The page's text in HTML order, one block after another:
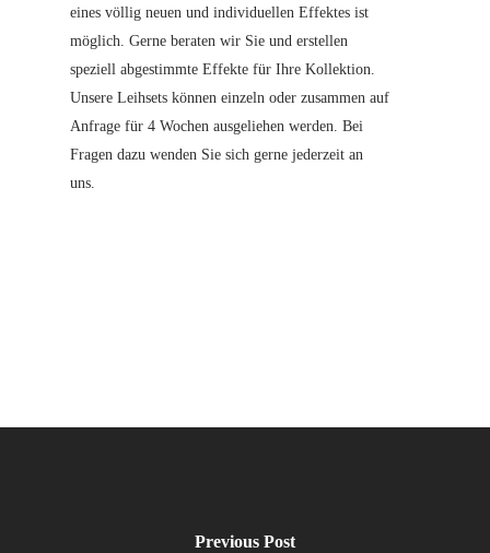
eines völlig neuen und individuellen Effektes ist
möglich. Gerne beraten wir Sie und erstellen
speziell abgestimmte Effekte für Ihre Kollektion.
Unsere Leihsets können einzeln oder zusammen auf
Anfrage für 4 Wochen ausgeliehen werden. Bei
Fragen dazu wenden Sie sich gerne jederzeit an
uns.
Previous Post